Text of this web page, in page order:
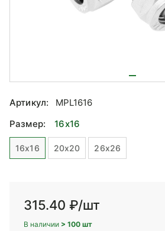
Артикул:
MPL1616
Размер:
16x16
16x16 20x20 26x26
315.40 ₽/шт
В наличии > 100 шт